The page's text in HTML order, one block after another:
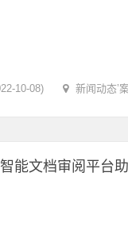
10-08) 新闻动态’
能文档审阅平台